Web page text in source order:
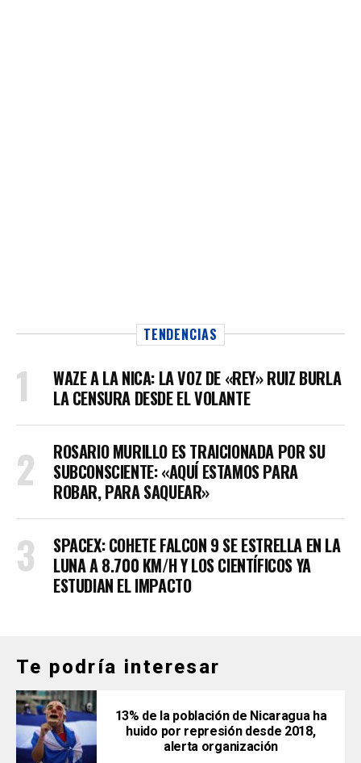
TENDENCIAS
WAZE A LA NICA: LA VOZ DE «REY» RUIZ BURLA
LA CENSURA DESDE EL VOLANTE
ROSARIO MURILLO ES TRAICIONADA POR SU
SUBCONSCIENTE: «AQUÍ ESTAMOS PARA
ROBAR, PARA SAQUEAR»
SPACEX: COHETE FALCON 9 SE ESTRELLA EN LA
LUNA A 8.700 KM/H Y LOS CIENTÍFICOS YA
ESTUDIAN EL IMPACTO
Te podría interesar
13% de la población de Nicaragua ha
huido por represión desde 2018,
alerta organización